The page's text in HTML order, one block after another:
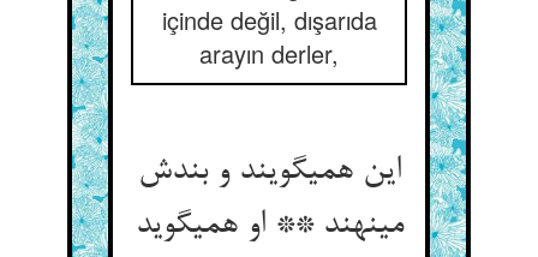
içinde değil, dışarıda
arayın derler,
این همی‏گویند و بندش
می‏نهند ** او همی‏گوید